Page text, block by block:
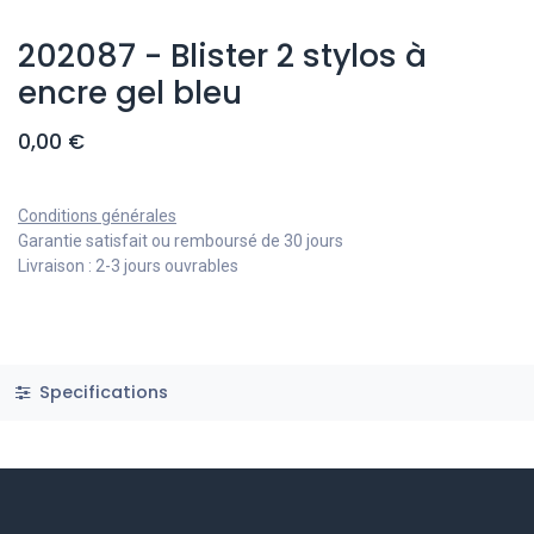
202087 - Blister 2 stylos à
encre gel bleu
0,00 €
Conditions générales
Garantie satisfait ou remboursé de 30 jours
Livraison : 2-3 jours ouvrables
Specifications